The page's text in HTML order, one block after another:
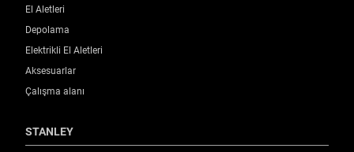
El Aletleri
Depolama
Elektrikli El Aletleri
Aksesuarlar
Çalışma alanı
STANLEY